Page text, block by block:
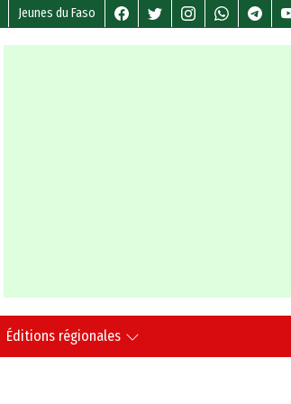
Jeunes du Faso
Éditions régionales